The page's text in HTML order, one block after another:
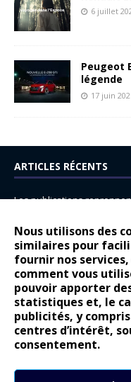
Nous utilisons des
similaires pour
fournir nos
comment vous
pouvoir apporter
statistiques et, le
publicités, y
centres d’intérêt,
consentement.
6 juillet
Peugeot
légende
17 juin
ARTICLES RÉCENTS
Les publications
14 juillet : nouveau film de
Renault Espace : voyage,
Peugeot E-208 GTi :
COMMENTAIRES
Bernard Dardartdans
Gilly